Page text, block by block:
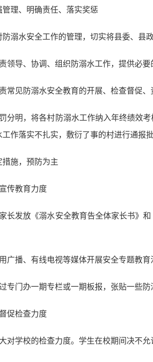
管理、明确责任、落实奖惩
防溺水安全工作的管理，切实将县委、县
责领导、协调、组织防溺水工作，提供必
责常见防溺水安全教育的开展、检查督促
罚分明，将各村防溺水工作纳入年终绩效
工作落实不扎实，敷衍了事的村进行通报
措施，预防为主
传教育力度
家长发放《溺水安全教育告全体家长书》
用广播、有线电视等媒体开展安全专题教
过专门办一期专栏或一期板报，张贴一些
促检查力度
大对学校的检查力度。学生在校期间决不允